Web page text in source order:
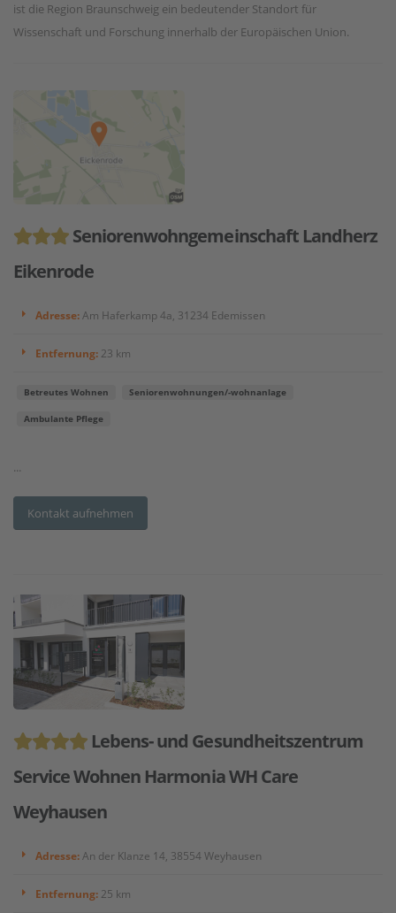
ist die Region Braunschweig ein bedeutender Standort für
Wissenschaft und Forschung innerhalb der Europäischen Union.
Seniorenwohngemeinschaft Landherz
Eikenrode
Adresse:Am Haferkamp 4a, 31234 Edemissen
Entfernung: 23 km
Betreutes Wohnen Seniorenwohnungen/-wohnanlage
Ambulante Pflege
...
Kontakt aufnehmen
Lebens- und Gesundheitszentrum
Service Wohnen Harmonia WH Care
Weyhausen
Adresse: An der Klanze 14, 38554 Weyhausen
Entfernung: 25 km